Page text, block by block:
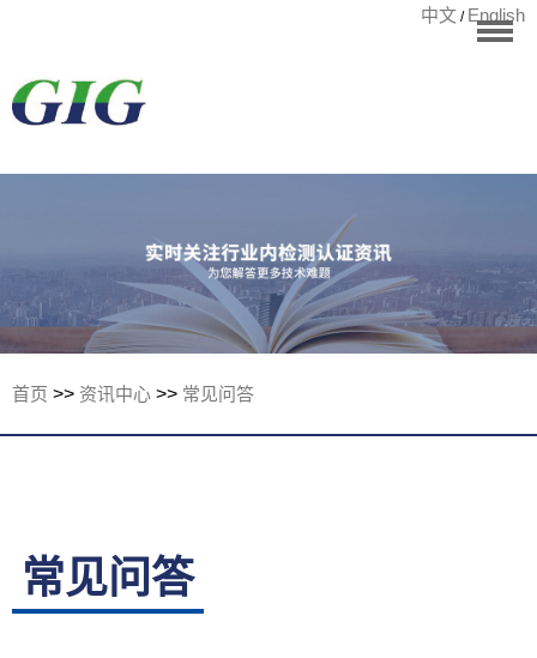
检测项目
客户案例
资讯中心
中文 / English
限公司
首页 >> 资讯中心 >> 常见问答
常见问答